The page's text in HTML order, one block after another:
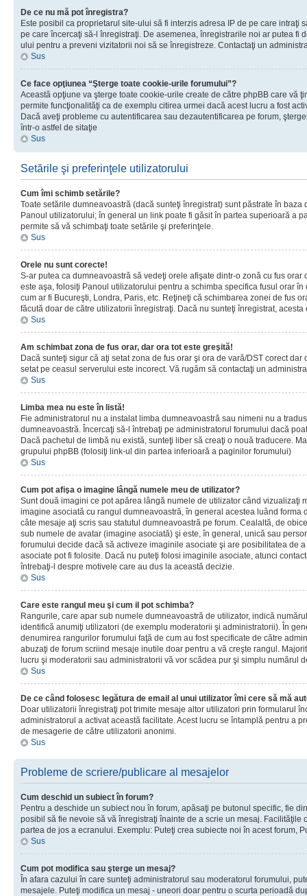
De ce nu mă pot înregistra?
Este posibil ca proprietarul site-ului să fi interzis adresa IP de pe care intraţi
pe care încercaţi să-l înregistraţi. De asemenea, înregistrarile noi ar putea fi
ului pentru a preveni vizitatorii noi să se înregistreze. Contactaţi un
Sus
Ce face opţiunea “Şterge toate cookie-urile forumului”?
Această opţiune va şterge toate cookie-urile create de către phpBB care vă
permite funcţionalităţi ca de exemplu citirea urmei dacă acest lucru a fost
Dacă aveţi probleme cu autentificarea sau dezautentificarea pe forum,
într-o astfel de sitaţie
Sus
Setările şi preferinţele utilizatorului
Cum îmi schimb setările?
Toate setările dumneavoastră (dacă sunteţi înregistrat) sunt păstrate în baza
Panoul utilizatorului; în general un link poate fi găsit în partea superioară a
permite să vă schimbaţi toate setările şi preferinţele.
Sus
Orele nu sunt corecte!
S-ar putea ca dumneavoastră să vedeţi orele afişate dintr-o zonă cu fus orar
este aşa, folosiţi Panoul utilizatorului pentru a schimba specifica fusul orar
cum ar fi Bucureşti, Londra, Paris, etc. Reţineţi că schimbarea zonei de fus
făcută doar de către utilizatorii înregistraţi. Dacă nu sunteţi înregistrat, acesta
Sus
Am schimbat zona de fus orar, dar ora tot este greşită!
Dacă sunteţi sigur că aţi setat zona de fus orar şi ora de vară/DST corect
setat pe ceasul serverului este incorect. Vă rugăm să contactaţi un
Sus
Limba mea nu este în listă!
Fie administratorul nu a instalat limba dumneavoastră sau nimeni nu a
dumneavoastră. Încercaţi să-l întrebaţi pe administratorul forumului dacă
Dacă pachetul de limbă nu există, sunteţi liber să creaţi o nouă traducere.
grupului phpBB (folosiţi link-ul din partea inferioară a paginilor forumului)
Sus
Cum pot afişa o imagine lângă numele meu de utilizator?
Sunt două imagini ce pot apărea lângă numele de utilizator când vizualizaţi
imagine asociată cu rangul dumneavoastră, în general acestea luând forma
câte mesaje aţi scris sau statutul dumneavoastră pe forum. Cealaltă, de
sub numele de avatar (imagine asociată) şi este, în general, unică sau
forumului decide dacă să activeze imaginile asociate şi are posibilitatea de
asociate pot fi folosite. Dacă nu puteţi folosi imaginile asociate, atunci
întrebaţi-l despre motivele care au dus la această decizie.
Sus
Care este rangul meu şi cum il pot schimba?
Rangurile, care apar sub numele dumneavoastră de utilizator, indică
identifică anumiţi utilizatori (de exemplu moderatorii şi administratorii). În
denumirea rangurilor forumului faţă de cum au fost specificate de către
abuzaţi de forum scriind mesaje inutile doar pentru a vă creşte rangul.
lucru şi moderatorii sau administratorii vă vor scădea pur şi simplu numărul
Sus
De ce când folosesc legătura de email al unui utilizator îmi cere să mă
Doar utilizatorii înregistraţi pot trimite mesaje altor utilizatori prin formularul
administratorul a activat această facilitate. Acest lucru se întamplă pentru a
de mesagerie de către utilizatorii anonimi.
Sus
Probleme de scriere/publicare al mesajelor
Cum deschid un subiect în forum?
Pentru a deschide un subiect nou în forum, apăsaţi pe butonul specific, fie
posibil să fie nevoie să vă înregistraţi înainte de a scrie un mesaj. Facilităţile
partea de jos a ecranului. Exemplu: Puteţi crea subiecte noi în acest forum,
Sus
Cum pot modifica sau şterge un mesaj?
În afara cazului în care sunteţi administratorul sau moderatorul forumului,
mesajele. Puteţi modifica un mesaj - uneori doar pentru o scurta perioadă